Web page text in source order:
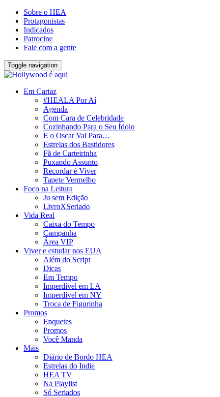
Sobre o HEA
Protagonistas
Indicados
Patrocine
Fale com a gente
Toggle navigation
Em Cartaz
#HEALA Por Aí
Agenda
Com Cara de Celebridade
Cozinhando Para o Seu Ídolo
E o Oscar Vai Para…
Estrelas dos Bastidores
Fã de Carteirinha
Puxando Assunto
Recordar é Viver
Tapete Vermelho
Foco na Leitura
Ju sem Edição
LivroXSeriado
Vida Real
Caixa do Tempo
Campanha
Área VIP
Viver e estudar nos EUA
Além do Script
Dicas
Em Tempo
Imperdível em LA
Imperdível em NY
Troca de Figurinha
Promos
Enquetes
Promos
Você Manda
Mais
Diário de Bordo HEA
Estrelas do Indie
HEA TV
Na Playlist
Só Seriados